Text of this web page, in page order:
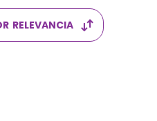
RELEVANCIA